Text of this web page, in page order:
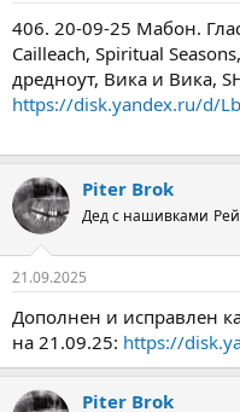
406. 20-09-25 Мабон.
Cailleach, Spiritual
дредноут, Вика и Вика,
https://disk.yandex.ru/d/
Piter Brok
Дед с нашивками
21.09.2025
Дополнен и исправлен
на 21.09.25: https://
Piter Brok